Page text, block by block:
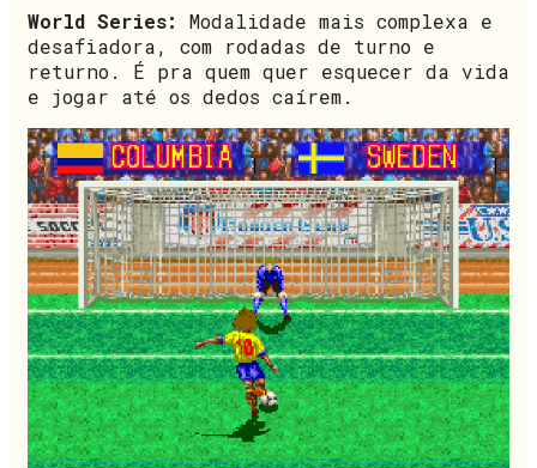
World Series:
Modalidade mais complexa e
desafiadora, com rodadas de turno e
returno. É pra quem quer esquecer da vida
e jogar até os dedos caírem.